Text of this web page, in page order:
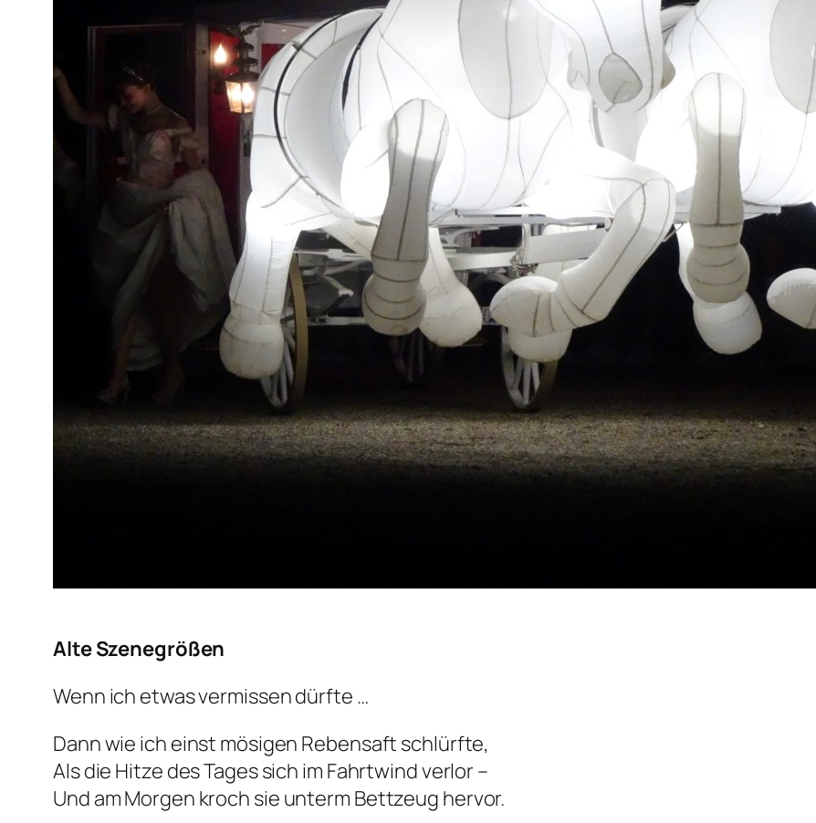
Alte Szenegrößen
Wenn ich etwas vermissen dürfte …
Dann wie ich einst mösigen Rebensaft schlürfte,
Als die Hitze des Tages sich im Fahrtwind verlor –
Und am Morgen kroch sie unterm Bettzeug hervor.